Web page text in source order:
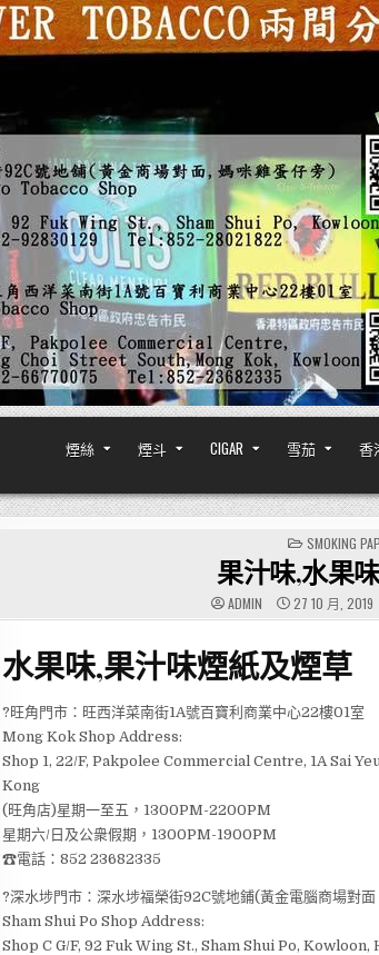
煙絲 煙斗 CIGAR 雪茄 香
POSTED
IN
SMOKING
果汁味,水果
ADMIN 27 10 月, 2019
水果味,果汁味煙紙及煙草
?旺角門市：旺西洋菜南街1A號百寶利商業中心22樓01室
Mong Kok Shop Address:
Shop 1, 22/F, Pakpolee Commercial Centre, 1A Sai
Kong
(旺角店)星期一至五，1300PM-2200PM
星期六/日及公衆假期，1300PM-1900PM
☎電話：852 23682335
?深水埗門市：深水埗福榮街92C號地鋪(黃金電腦商場對
Sham Shui Po Shop Address:
Shop C G/F, 92 Fuk Wing St., Sham Shui Po, Kowloon,